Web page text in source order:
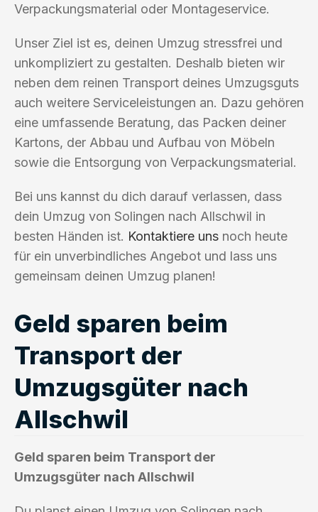
Verpackungsmaterial oder Montageservice.
Unser Ziel ist es, deinen Umzug stressfrei und
unkompliziert zu gestalten. Deshalb bieten wir
neben dem reinen Transport deines Umzugsguts
auch weitere Serviceleistungen an. Dazu gehören
eine umfassende Beratung, das Packen deiner
Kartons, der Abbau und Aufbau von Möbeln
sowie die Entsorgung von Verpackungsmaterial.
Bei uns kannst du dich darauf verlassen, dass
dein Umzug von Solingen nach Allschwil in
besten Händen ist. Kontaktiere uns noch heute
für ein unverbindliches Angebot und lass uns
gemeinsam deinen Umzug planen!
Geld sparen beim
Transport der
Umzugsgüter nach
Allschwil
Geld sparen beim Transport der
Umzugsgüter nach Allschwil